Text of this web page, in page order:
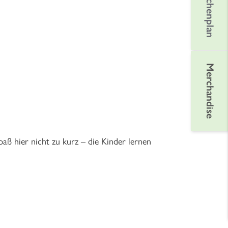
Merchandise
hier nicht zu kurz – die Kinder lernen